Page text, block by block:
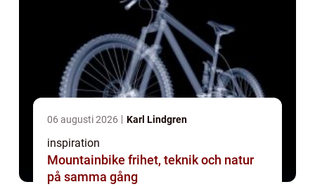
06 augusti 2026 Karl Lindgren
inspiration
Mountainbike frihet, teknik och natur
på samma gång